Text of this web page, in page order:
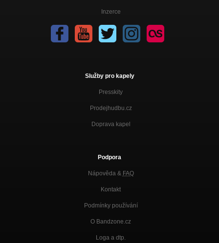
Inzerce
Služby pro kapely
Presskity
Prodejhudbu.cz
Doprava kapel
Podpora
Nápověda & FAQ
Kontakt
Podmínky používání
O Bandzone.cz
Loga a dtp.